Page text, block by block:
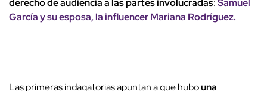
derecho de audiencia a las partes involucradas:Samuel
García y su esposa, la influencer Mariana Rodríguez.
Las primeras indagatorias apuntan a que hubouna